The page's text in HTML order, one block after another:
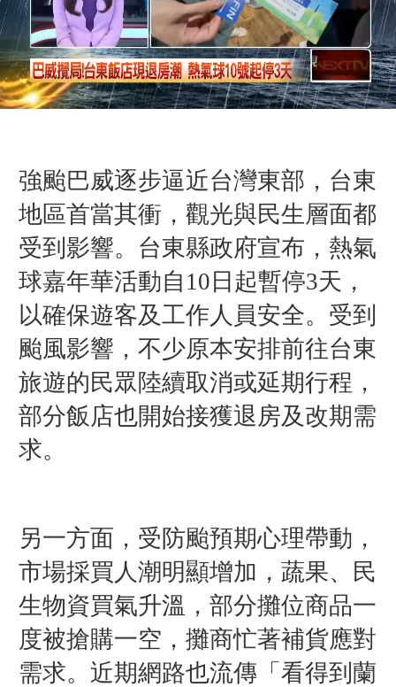
強颱巴威逐步逼近台灣東部，台東
地區首當其衝，觀光與民生層面都
受到影響。台東縣政府宣布，熱氣
球嘉年華活動自10日起暫停3天，
以確保遊客及工作人員安全。受到
颱風影響，不少原本安排前往台東
旅遊的民眾陸續取消或延期行程，
部分飯店也開始接獲退房及改期需
求。
另一方面，受防颱預期心理帶動，
市場採買人潮明顯增加，蔬果、民
生物資買氣升溫，部分攤位商品一
度被搶購一空，攤商忙著補貨應對
需求。近期網路也流傳「看得到蘭